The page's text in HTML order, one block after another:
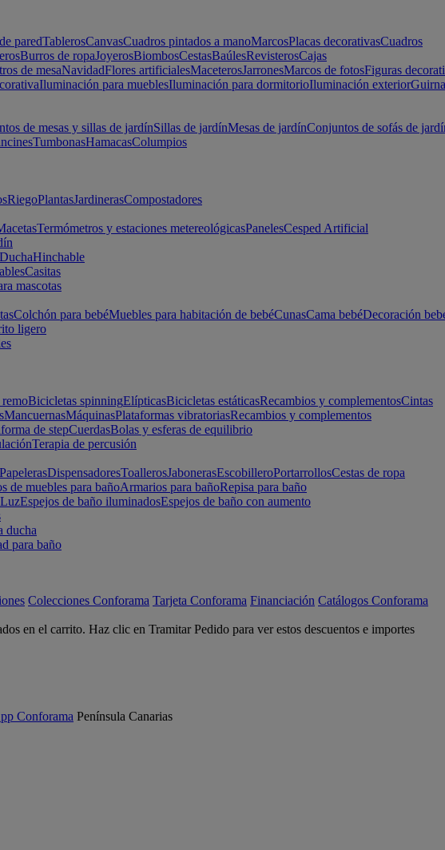
paredTablerosCanvasCuadros pintados a manoMarcosPlacas decorativasCuadros
Burros de ropaJoyerosBiombosCestasBaúlesRevisterosCajas
de mesaNavidadFlores artificialesMaceterosJarronesMarcos de fotosFiguras
Iluminación para mueblesIluminación para dormitorioIluminación exterior
de mesas y sillas de jardínSillas de jardínMesas de jardínConjuntos de sofás de
TumbonasHamacasColumpios
RiegoPlantasJardinerasCompostadores
Termómetros y estaciones metereológicasPanelesCesped Artificial
DuchaHinchable
Casitas
mascotas
Colchón para bebéMuebles para habitación de bebéCunasCama bebéDecoración
ligero
Bicicletas spinningElípticasBicicletas estáticasRecambios y complementosCintas
MancuernasMáquinasPlataformas vibratoriasRecambios y complementos
de stepCuerdasBolas y esferas de equilibrio
Terapia de percusión
PapelerasDispensadoresToallerosJabonerasEscobilleroPortarrollosCestas de ropa
de muebles para bañoArmarios para bañoRepisa para baño
Espejos de baño iluminadosEspejos de baño con aumento
ducha
para baño
Colecciones Conforama Tarjeta Conforama Financiación Catálogos Conforama
en el carrito. Haz clic en Tramitar Pedido para ver estos descuentos e importes
Conforama Península Canarias